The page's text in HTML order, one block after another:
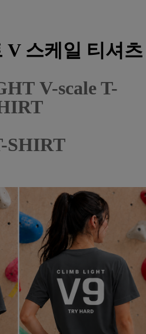
V 스케일 티셔츠
V-scale T-
SHIRT